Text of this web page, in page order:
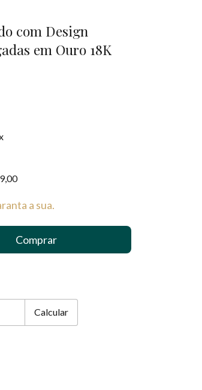
com Design
em Ouro 18K
a sua.
Calcular